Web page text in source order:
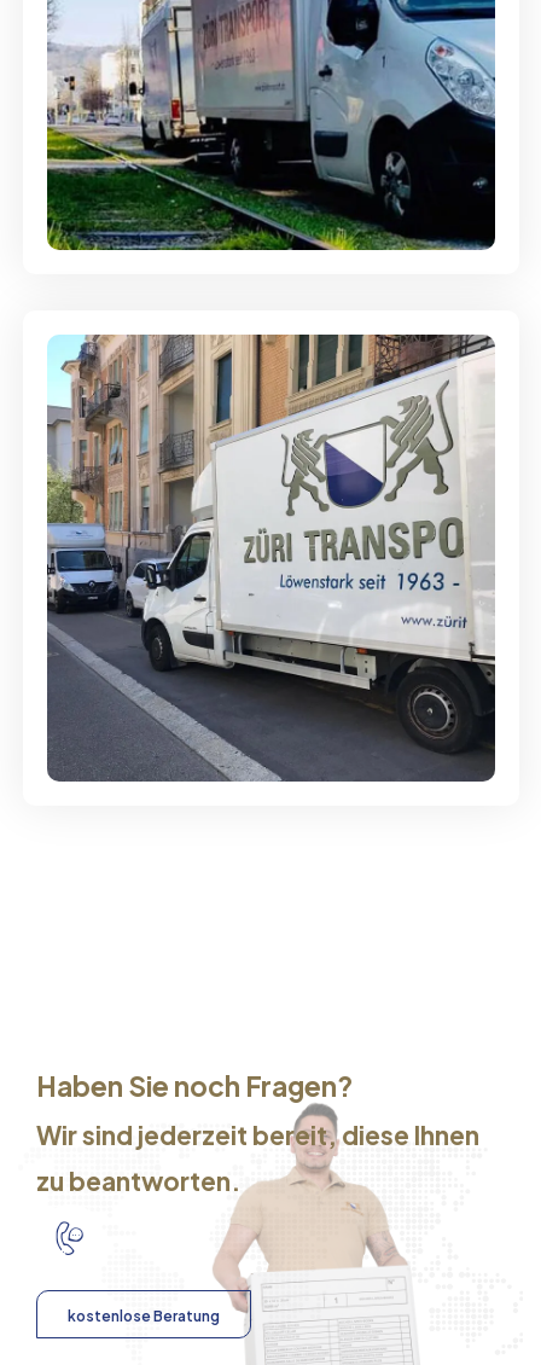
Ein- und Auspackservice
Günstige Umzüge - Hervorragender
Service
Haben Sie noch Fragen?
Wir sind jederzeit bereit, diese Ihnen
zu beantworten.
kostenlose Beratung